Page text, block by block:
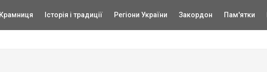
Крамниця Історія і традиції Регіони України Закордон Пам'ятки